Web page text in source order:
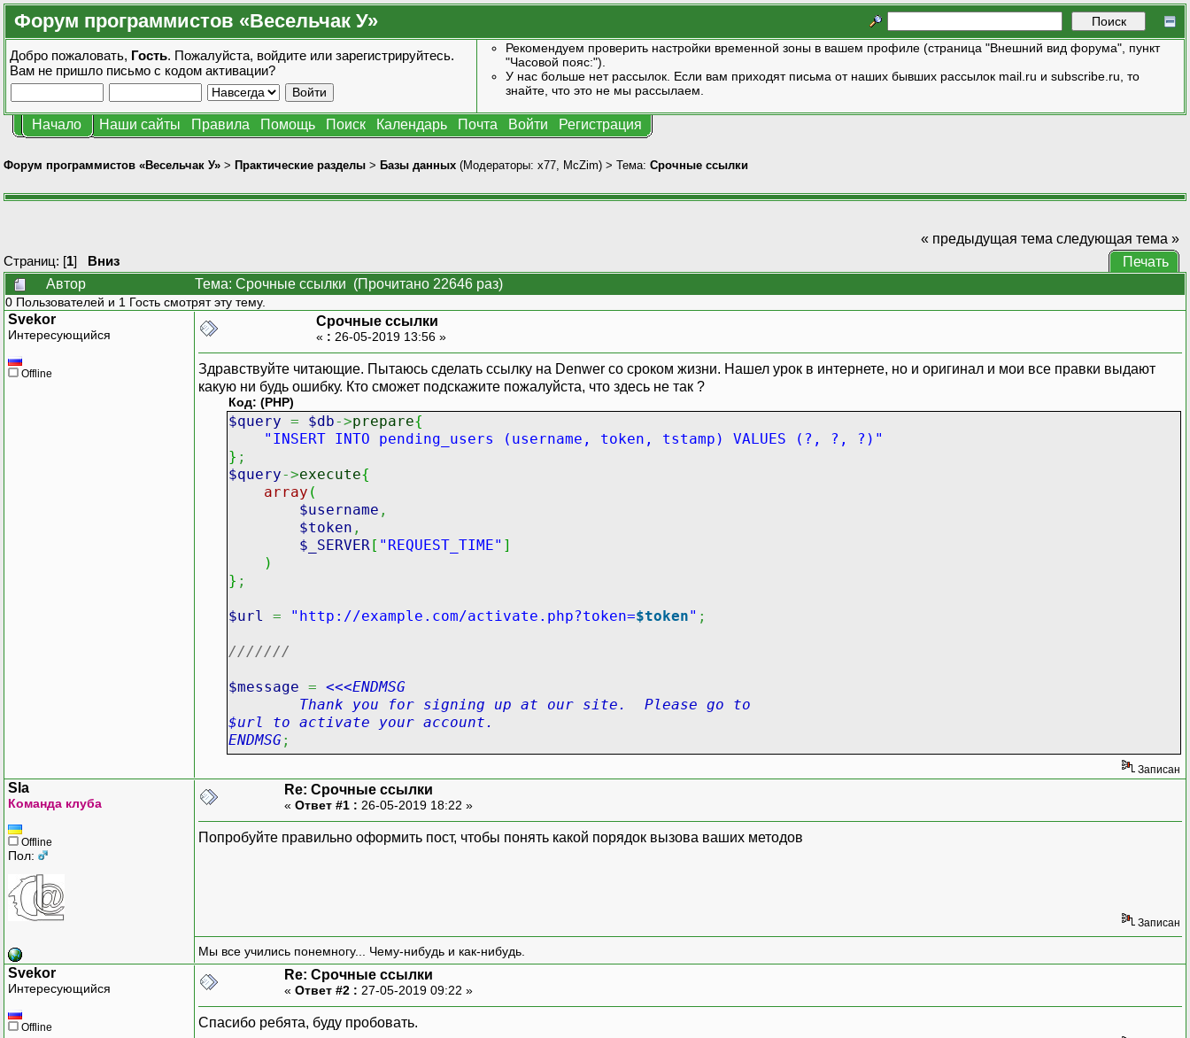
Форум программистов «Весельчак У»
Добро пожаловать, Гость. Пожалуйста, войдите или зарегистрируйтесь.
Вам не пришло письмо с кодом активации?
Рекомендуем проверить настройки временной зоны в вашем профиле (страница "Внешний вид форума", пункт
"Часовой пояс:").
У нас больше нет рассылок. Если вам приходят письма от наших бывших рассылок mail.ru и subscribe.ru, то
знайте, что это не мы рассылаем.
Начало Наши сайты Правила Помощь Поиск Календарь Почта Войти Регистрация
Форум программистов «Весельчак У» > Практические разделы > Базы данных (Модераторы: x77 McZim) > Тема: Срочные ссылки
Страниц: [1] Вниз
« предыдущая тема следующая тема »
Печать
Автор
Тема: Срочные ссылки (Прочитано 22646 раз)
0 Пользователей и 1 Гость смотрят эту тему.
Svekor
Интересующийся
Offline
Срочные ссылки
« : 26-05-2019 13:56 »
Здравствуйте читающие. Пытаюсь сделать ссылку на Denwer со сроком жизни. Нашел урок в интернете, но и оригинал и мои все правки выдают
какую ни будь ошибку. Кто сможет подскажите пожалуйста, что здесь не так ?
Код: (PHP)
$query = $db->prepare{
"INSERT INTO pending_users (username, token, tstamp) VALUES (?, ?, ?)"
} ;
$query->execute{
array (
$username ,
$token ,
$_SERVER [ "REQUEST_TIME" ]
)
} ;
$url = "http://example.com/activate.php?token=$token" ;
///////
$message = <<<ENDMSG
Thank you for signing up at our site. Please go to
$url to activate your account.
ENDMSG;
mail($address, "Activate your account", $message);
///////
// получаем токен
throw newException("токен не валиден.");
}
В таком исполнении пишет- ,,
// проверяем токен
$query = $db->prepare("SELECT username, tstamp FROM pending_users WHERE token = ?");
Записан
Sla
Команда клуба
Offline
Пол:
Re: Срочные ссылки
« Ответ #1 : 26-05-2019 18:22 »
Попробуйте правильно оформить пост, чтобы понять какой порядок вызова ваших методов
Записан
Мы все учились понемногу... Чему-нибудь и как-нибудь.
Svekor
Интересующийся
Offline
Re: Срочные ссылки
« Ответ #2 : 27-05-2019 09:22 »
Спасибо ребята, буду пробовать.